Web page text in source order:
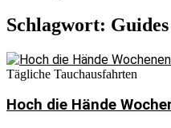
Schlagwort: Guides
Tägliche Tauchausfahrten
Hoch die Hände